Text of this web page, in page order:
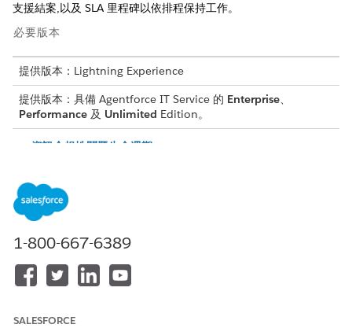
支援結案,以及 SLA 里程碑以依排程保持工作。
必要版本
提供版本：Lightning Experience
提供版本：具備 Agentforce IT Service 的 Enterprise、
Performance 及 Unlimited Edition。
資訊合規性問題生命週期
記錄 IT 規範的合規性問題
將合規性缺口視為「合規性問題」,以便您透過補救措施追蹤到
結束。指定嚴重性、類型和擁有者,並套用權益以驅動解決時間
將問題對應至 IT 規範記錄
範版本」、「控制版本」、「原則版本」或「稽核」,讓問題可
1-800-667-6389
SALESFORCE